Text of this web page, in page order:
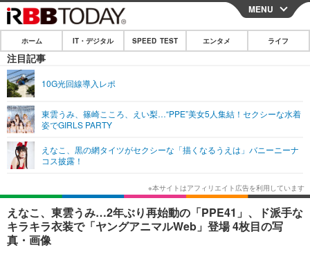
CLOSE
ホーム
IT・デジタル
ネタ
ショッピング その他
SPEED TEST
エンタメ
エンタメTOP
韓国・芸能
音楽 スポーツ
ライフ
ライフTOP グルメ
ペット ショッピング
リリース一覧
プッシュ通知の停止方法
MENU
ホーム IT・デジタル SPEED TEST エンタメ ライフ
注目記事
10G光回線導入レポ
東雲うみ、篠崎こころ、えい梨…“PPE”美女5人集結！セクシーな水着
姿でGIRLS PARTY
えなこ、黒の網タイツがセクシーな「描くなるうえは」バニーニーナ
コス披露！
えなこ、東雲うみ…2年ぶり再始動の「PPE41」、ド派手な
キラキラ衣装で「ヤングアニマルWeb」登場 4枚目の写
真・画像